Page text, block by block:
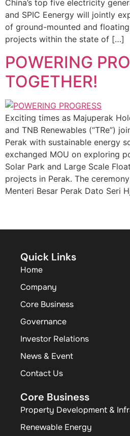
China’s top five electricity
and SPIC Eenergy will jointly
of ground-mounted and
projects within the state of […]
POWERING
TOGETHER!
Exciting times as Majuperak
and TNB Renewables (“TRe”)
Perak with sustainable energy
exchanged MOU on exploring
Solar Park and Large Scale
projects in Perak. The
Menteri Besar Perak Dato Seri
Quick Links
Home
Company
Core Business
Governance
Investor Relations
News & Event
Contact Us
Core Business
Property Development &
Renewable Energy